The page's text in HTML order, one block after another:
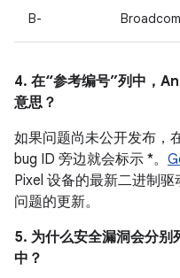
B-
4. 在“参考编号”列中，
意思？
如果问题尚未公开发布，
bug ID 旁边就会标示 *。
Pixel 设备的最新二进制
问题的更新。
5. 为什么安全漏洞会分
中？